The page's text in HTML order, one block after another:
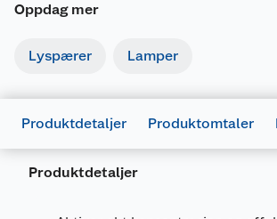
Oppdag mer
Lyspærer Lamper
Produktdetaljer Produktomtaler
Produktdetaljer